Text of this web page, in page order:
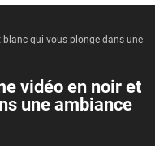
blanc qui vous plonge dans une
vidéo en noir et
une ambiance